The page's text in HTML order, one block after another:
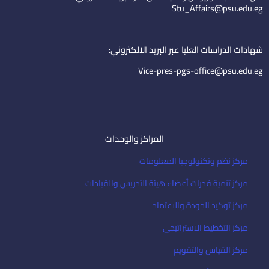
e
i
l
b
d Stu_Affairs@psu.edu.eg
شهادات الدراسات العليا عبر البريد الالكتروني:
Vice-pres-pgs-office@psu.edu.eg
المراكز والوحدات
مركز نظم وتكنولوجيا المعلومات
مركز تنمية قدرات أعضاء هيئة التدريس والقيادات
مركز توكيد الجودة والاعتماد
مركز التخطيط الاستراتيجى
مركز القياس والتقويم